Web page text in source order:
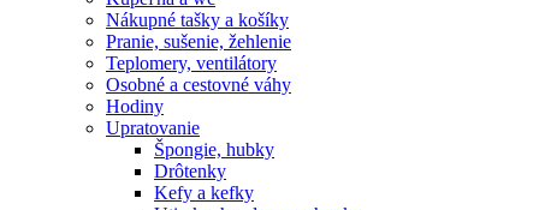
Nákupné tašky a košíky
Pranie, sušenie, žehlenie
Teplomery, ventilátory
Osobné a cestovné váhy
Hodiny
Upratovanie
Špongie, hubky
Drôtenky
Kefy a kefky